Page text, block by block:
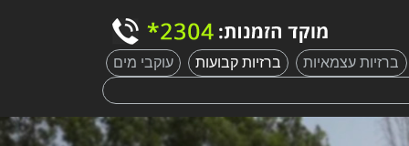
ברזיות עצמאיות ברזיות קבועות עוקבי מים